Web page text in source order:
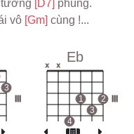
tương [D7] phùng.
vô [Gm] cùng !...
3
Eb
x x
4
1
3
2